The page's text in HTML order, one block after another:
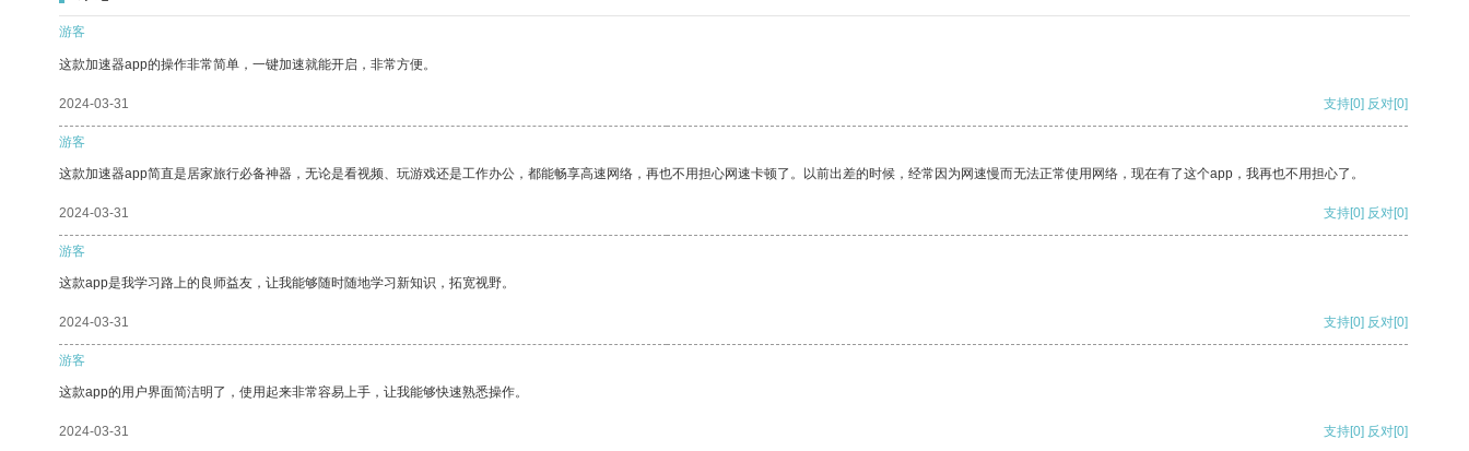
游客
这款加速器app的操作非常简单，一键加速就能开启，非常方便。
2024-03-31 支持[0] 反对[0]
游客
这款加速器app简直是居家旅行必备神器，无论是看视频、玩游戏还是工作办公，都能畅享高速网络，再也不用担心网速卡顿了。以前出差的时候，经常因为网速慢而无法正常使用网络，现在有了这个app，我再也不用担心了。
2024-03-31 支持[0] 反对[0]
游客
这款app是我学习路上的良师益友，让我能够随时随地学习新知识，拓宽视野。
2024-03-31 支持[0] 反对[0]
游客
这款app的用户界面简洁明了，使用起来非常容易上手，让我能够快速熟悉操作。
2024-03-31 支持[0] 反对[0]